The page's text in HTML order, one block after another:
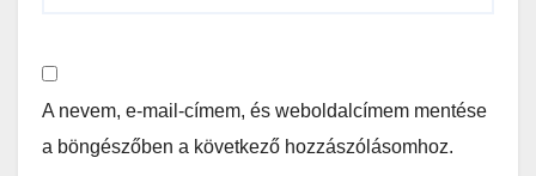
A nevem, e-mail-címem, és weboldalcímem mentése
a böngészőben a következő hozzászólásomhoz.